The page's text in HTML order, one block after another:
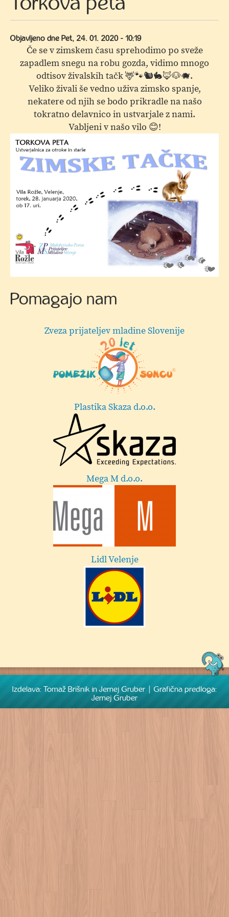
Objavljeno dne Pet, 24. 01. 2020 - 10:19
Če se v zimskem času sprehodimo po sveže
zapadlem snegu na robu gozda, vidimo mnogo
odtisov živalskih tačk 🦌🐾🐿🐇🦊🐶🐗.
Veliko živali še vedno uživa zimsko spanje,
nekatere od njih se bodo prikradle na našo
tokratno delavnico in ustvarjale z nami.
Vabljeni v našo vilo 😊!
Pomagajo nam
Zveza prijateljev mladine Slovenije
Plastika Skaza d.o.o.
Mega M d.o.o.
Lidl Velenje
Izdelava: Tomaž Brišnik in Jernej Gruber | Grafična predloga:
Jernej Gruber